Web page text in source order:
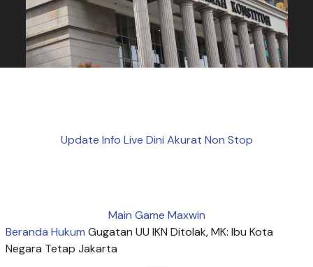
Update Info Live Dini Akurat Non Stop
Main Game Maxwin
Beranda Hukum Gugatan UU IKN Ditolak, MK: Ibu Kota
Negara Tetap Jakarta